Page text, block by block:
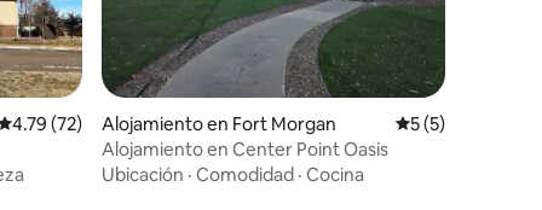
promedio: 4.79 de 5, 72 reseñas
4.79 (72)
Alojamiento en Fort Morgan Calificación
5 (5)
Alojamiento en Center Point Oasis
Ubicación · Comodidad · Cocina